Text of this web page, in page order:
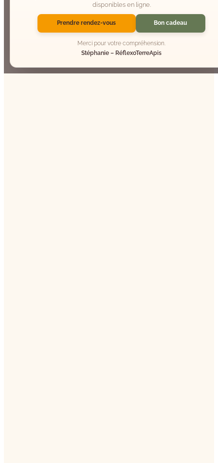
disponibles en ligne.
Prendre rendez-vous Bon cadeau
Merci pour votre compréhension.
Stéphanie – RéflexoTerreApis